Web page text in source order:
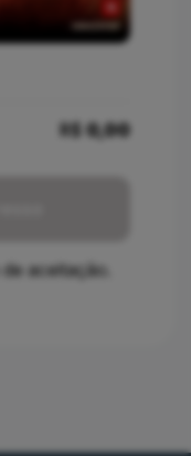
R$ 0,00
aceitação.